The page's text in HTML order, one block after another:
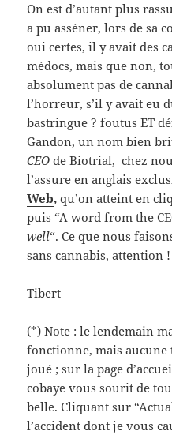
On est d’autant plus
a pu asséner, lors de sa
oui certes, il y avait des
médocs, mais que non,
absolument pas de
l’horreur, s’il y avait eu
bastringue ? foutus ET
Gandon, un nom bien
CEO de Biotrial, chez
l’assure en anglais
Web,qu’on atteint en
puis “A word from the
well“. Ce que nous
sans cannabis, attention !
Tibert
(*) Note : le lendemain
fonctionne, mais aucune
joué ; sur la page
cobaye vous sourit de
belle. Cliquant sur
l’accident dont je vous